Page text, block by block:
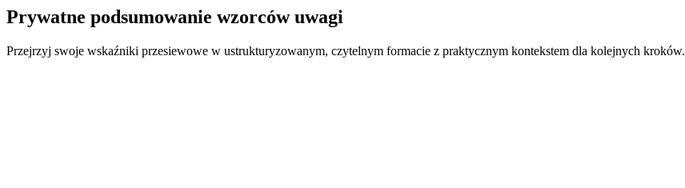
Prywatne podsumowanie wzorców uwagi
Przejrzyj swoje wskaźniki przesiewowe w ustrukturyzowanym, czytelnym formacie z praktycznym kontekstem dla kolejnych kroków.